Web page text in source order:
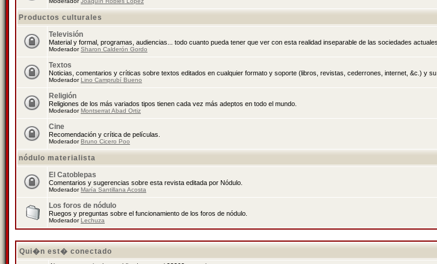
Productos culturales
Televisión
Material y formal, programas, audiencias... todo cuanto pueda tener que ver con esta realidad inseparable de las sociedades actuales.
ModeradorSharon Calderón Gordo
Textos
Noticias, comentarios y críticas sobre textos editados en cualquier formato y soporte (libros, revistas, cederrones, internet, &c.) y su
ModeradorLino Camprubí Bueno
Religión
Religiones de los más variados tipos tienen cada vez más adeptos en todo el mundo.
ModeradorMontserrat Abad Ortiz
Cine
Recomendación y crítica de películas.
ModeradorBruno Cicero Poo
nódulo materialista
El Catoblepas
Comentarios y sugerencias sobre esta revista editada por Nódulo.
ModeradorMaría Santillana Acosta
Los foros de nódulo
Ruegos y preguntas sobre el funcionamiento de los foros de nódulo.
ModeradorLechuza
Qui�n est� conectado